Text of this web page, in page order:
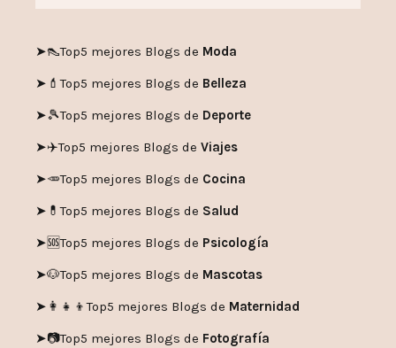
➤👠Top5 mejores Blogs de Moda
➤💄Top5 mejores Blogs de Belleza
➤🎾Top5 mejores Blogs de Deporte
➤✈️Top5 mejores Blogs de Viajes
➤🥕Top5 mejores Blogs de Cocina
➤💊Top5 mejores Blogs de Salud
➤🆘Top5 mejores Blogs de Psicología
➤🐶Top5 mejores Blogs de Mascotas
➤👩‍👧‍👦Top5 mejores Blogs de Maternidad
➤📷Top5 mejores Blogs de Fotografía